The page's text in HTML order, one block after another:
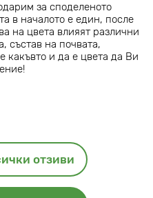
за споделеното
в началото е един, после
на цвета влияят различни
състав на почвата,
какъвто и да е цвета да Ви
отзиви